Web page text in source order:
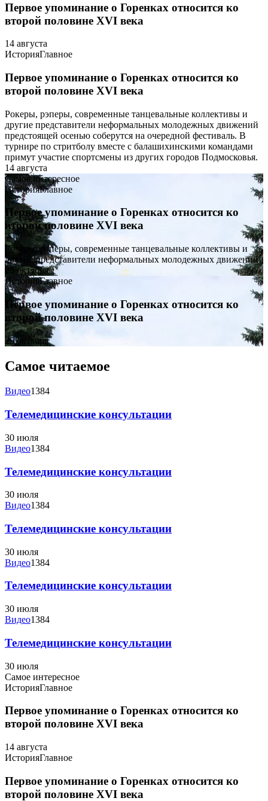
Первое упоминание о Горенках относится ко
второй половине XVI века
14 августа
ИсторияГлавное
Первое упоминание о Горенках относится ко
второй половине XVI века
Рокеры, рэперы, современные танцевальные коллективы и
другие представители неформальных молодежных движений
предстоящей осенью соберутся на очередной фестиваль. В
турнире по стритболу вместе с балашихинскими командами
примут участие спортсмены из других городов Подмосковья.
14 августа
Самое интересное
ИсторияГлавное
Первое упоминание о Горенках относится ко
второй половине XVI века
Рокеры, рэперы, современные танцевальные коллективы и
другие представители неформальных молодежных движений
25 октября
ИсторияГлавное
Первое упоминание о Горенках относится ко
второй половине XVI века
25 октября
Самое читаемое
Видео1384
Телемедицинские консультации
30 июля
Видео1384
Телемедицинские консультации
30 июля
Видео1384
Телемедицинские консультации
30 июля
Видео1384
Телемедицинские консультации
30 июля
Видео1384
Телемедицинские консультации
30 июля
Самое интересное
ИсторияГлавное
Первое упоминание о Горенках относится ко
второй половине XVI века
14 августа
ИсторияГлавное
Первое упоминание о Горенках относится ко
второй половине XVI века